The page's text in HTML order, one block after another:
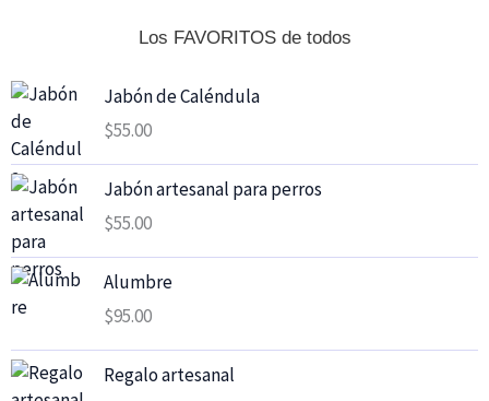
Los FAVORITOS de todos
Jabón de Caléndula
$55.00
Jabón artesanal para perros
$55.00
Alumbre
$95.00
Regalo artesanal